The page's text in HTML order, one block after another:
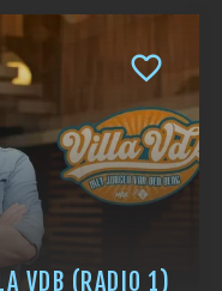
VDB (RADIO 1)